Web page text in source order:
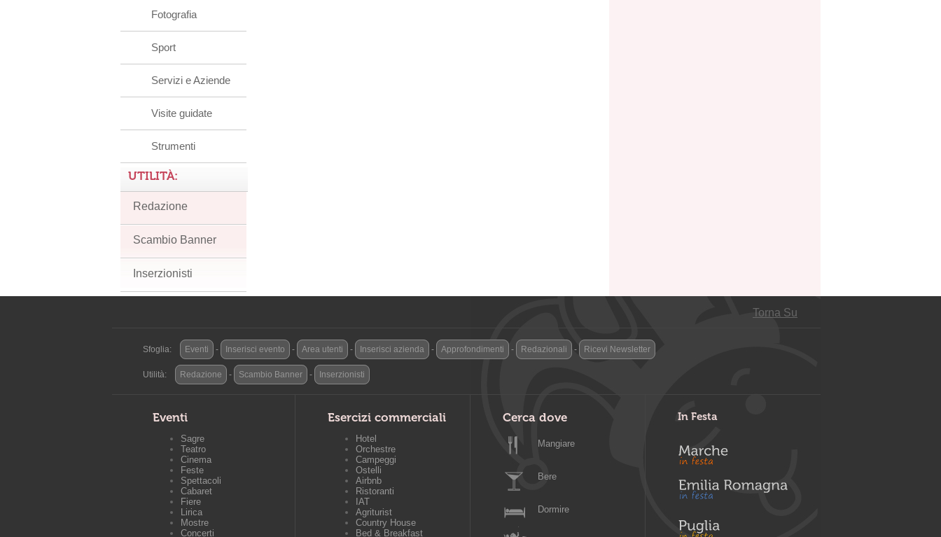
Fotografia
Sport
Servizi e Aziende
Visite guidate
Strumenti
UTILITÀ:
Redazione
Scambio Banner
Inserzionisti
Torna Su
Sfoglia: Eventi - Inserisci evento - Area utenti - Inserisci azienda - Approfondimenti - Redazionali - Ricevi Newsletter
Utilità: Redazione - Scambio Banner - Inserzionisti
Eventi
Sagre
Teatro
Cinema
Feste
Spettacoli
Cabaret
Fiere
Lirica
Mostre
Concerti
Esercizi commerciali
Hotel
Orchestre
Campeggi
Ostelli
Airbnb
Ristoranti
IAT
Agriturist
Country House
Bed & Breakfast
Cerca dove
Mangiare
Bere
Dormire
In Festa